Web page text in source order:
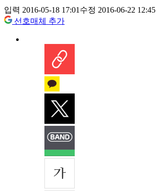
입력 2016-05-18 17:01수정 2016-06-22 12:45
선호매체 추가